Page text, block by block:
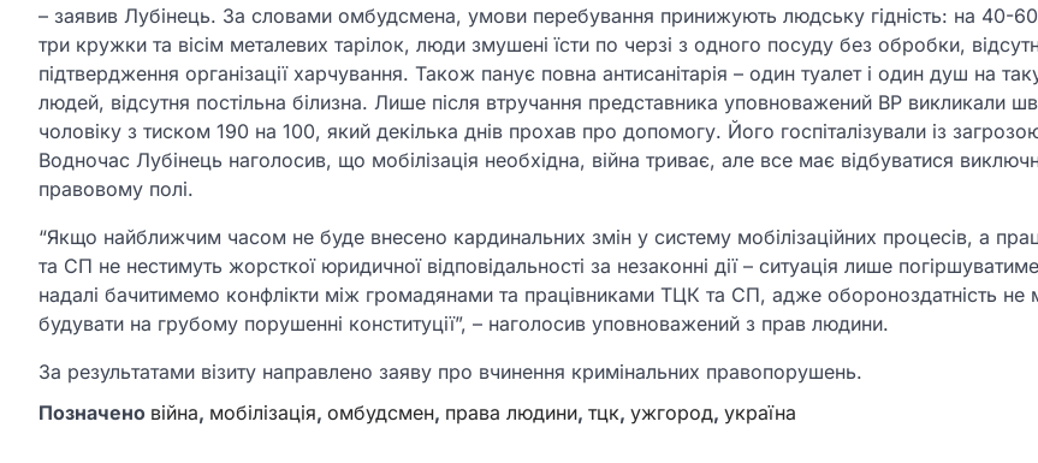
– заявив Лубінець. За словами омбудсмена, умови перебування принижують людську гідність: на 40-
три кружки та вісім металевих тарілок, люди змушені їсти по черзі з одного посуду без обробки,
підтвердження організації харчування. Також панує повна антисанітарія – один туалет і один душ на таку
людей, відсутня постільна білизна. Лише після втручання представника уповноважений ВР викликали
чоловіку з тиском 190 на 100, який декілька днів прохав про допомогу. Його госпіталізували із
Водночас Лубінець наголосив, що мобілізація необхідна, війна триває, але все має відбуватися
правовому полі.
“Якщо найближчим часом не буде внесено кардинальних змін у систему мобілізаційних процесів, а
та СП не нестимуть жорсткої юридичної відповідальності за незаконні дії – ситуація лише
надалі бачитимемо конфлікти між громадянами та працівниками ТЦК та СП, адже обороноздатність не
будувати на грубому порушенні конституції”, – наголосив уповноважений з прав людини.
За результатами візиту направлено заяву про вчинення кримінальних правопорушень.
Позначено війна, мобілізація, омбудсмен, права людини, тцк, ужгород, україна